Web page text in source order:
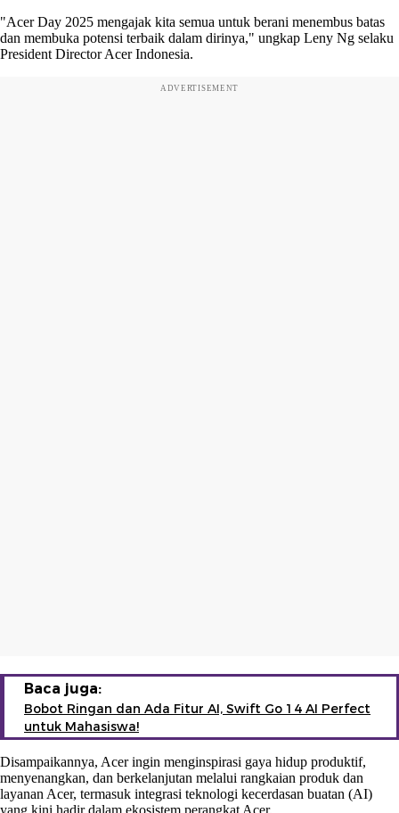
"Acer Day 2025 mengajak kita semua untuk berani menembus batas
dan membuka potensi terbaik dalam dirinya," ungkap Leny Ng selaku
President Director Acer Indonesia.
ADVERTISEMENT
Baca juga:
Bobot Ringan dan Ada Fitur AI, Swift Go 14 AI Perfect
untuk Mahasiswa!
Disampaikannya, Acer ingin menginspirasi gaya hidup produktif,
menyenangkan, dan berkelanjutan melalui rangkaian produk dan
layanan Acer, termasuk integrasi teknologi kecerdasan buatan (AI)
yang kini hadir dalam ekosistem perangkat Acer.